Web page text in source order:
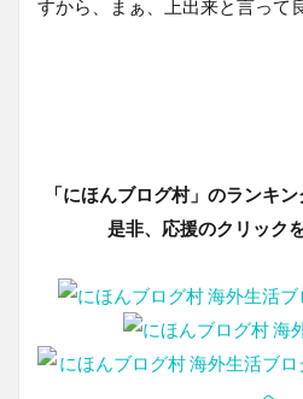
すから、まぁ、上出来と言って
「にほんブログ村」のランキ
是非、応援のクリック